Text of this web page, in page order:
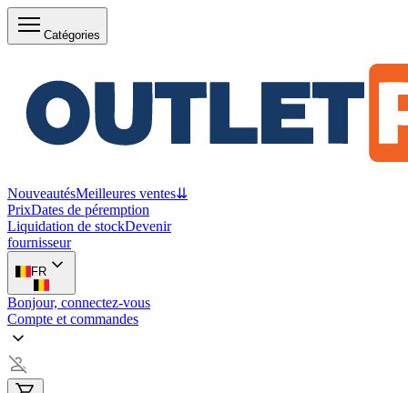
Catégories
NouveautésMeilleures ventes⇊
PrixDates de péremption
Liquidation de stockDevenir
fournisseur
FR
Bonjour, connectez-vous
Compte et commandes